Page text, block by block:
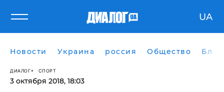
UA
Новости Украина россия Общество
ДИАЛОГ СПОРТ
3 октября 2018, 18:03